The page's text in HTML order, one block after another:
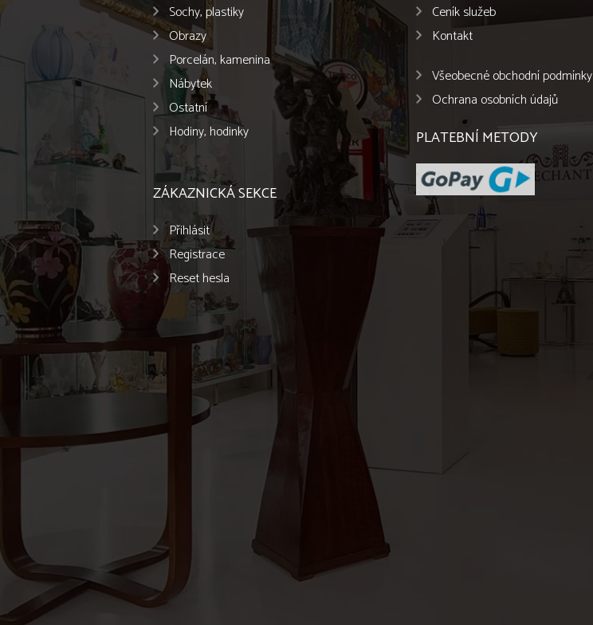
Sochy, plastiky
Obrazy
Porcelán, kamenina
Nábytek
Ostatní
Hodiny, hodinky
ZÁKAZNICKÁ SEKCE
Přihlásit
Registrace
Reset hesla
Ceník služeb
Kontakt
Všeobecné obchodní podmínky
Ochrana osobních údajů
PLATEBNÍ METODY